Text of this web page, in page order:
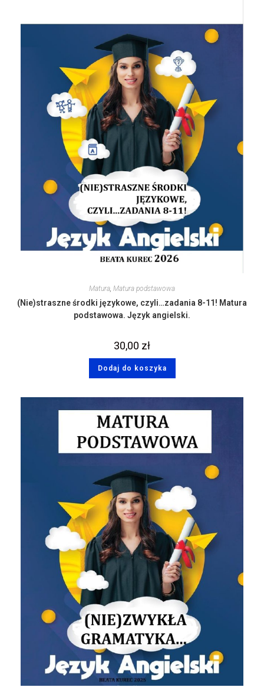
Matura Matura podstawowa
(Nie)straszne środki językowe, czyli…zadania 8-11! Matura
podstawowa. Język angielski.
30,00 zł
Dodaj do koszyka